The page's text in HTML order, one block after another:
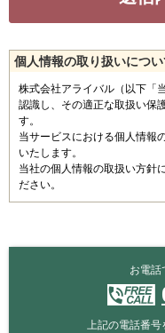
個人情報の取り扱いについ
株式会社アライバル（以下「
認識し、その適正な取扱い保
す。
当サービスにおける個人情報
いたします。
当社の個人情報の取扱い方針
ださい。
お電話
上記の電話番